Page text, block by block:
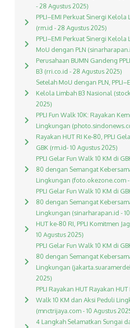
- 28 Agustus 2025)
PPLI–EMI Perkuat Sinergi Kelola
(rm.id - 28 Agustus 2025)
PPLI–EMI Perkuat Sinergi Kelola
MoU dengan PLN
Perusahaan BUMN Gandeng
B3 (rri.co.id - 28 Agustus 2025)
Setelah MoU dengan PLN,
Kelola Limbah B3 Nasional
2025)
PPLI Fun Walk 10K: Rayakan
Lingkungan
Rayakan HUT RI Ke-80, PPLI
GBK (rm.id- 10 Agustus 2025)
PPLI Gelar Fun Walk 10 KM di
80 dengan Semangat
Lingkungan (foto.okezone.com -
PPLI Gelar Fun Walk 10 KM di
80 dengan Semangat
Lingkungan (sinarharapan.id -
HUT ke-80 RI, PPLI Komitmen
10 Agustus 2025)
PPLI Gelar Fun Walk 10 KM di
80 dengan Semangat
Lingkungan
2025)
PPLI Rayakan HUT Rayakan
Walk 10 KM dan Aksi Peduli
(mnctrijaya.com - 10 Agustus
4 Langkah Selamatkan Sungai